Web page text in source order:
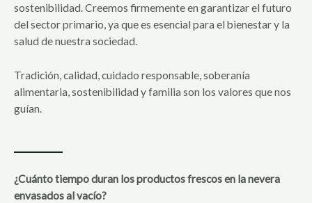
sostenibilidad. Creemos firmemente en garantizar el futuro
del sector primario, ya que es esencial para el bienestar y la
salud de nuestra sociedad.
Tradición, calidad, cuidado responsable, soberanía
alimentaria, sostenibilidad y familia son los valores que nos
guían.
_____
¿Cuánto tiempo duran los productos frescos en la nevera
envasados al vacío?